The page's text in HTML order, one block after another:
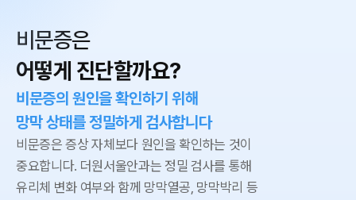
비문증은
어떻게 진단할까요?
비문증의 원인을 확인하기 위해
망막 상태를 정밀하게 검사합니다
비문증은 증상 자체보다 원인을 확인하는 것이
중요합니다. 더원서울안과는 정밀 검사를 통해
유리체 변화 여부와 함께 망막열공, 망막박리 등